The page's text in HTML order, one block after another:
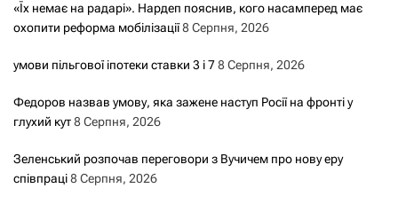
«Їх немає на радарі». Нардеп пояснив, кого насамперед має
охопити реформа мобілізації8 Серпня, 2026
умови пільгової іпотеки ставки 3 і 78 Серпня, 2026
Федоров назвав умову, яка зажене наступ Росії на фронті у
глухий кут8 Серпня, 2026
Зеленський розпочав переговори з Вучичем про нову еру
співпраці8 Серпня, 2026